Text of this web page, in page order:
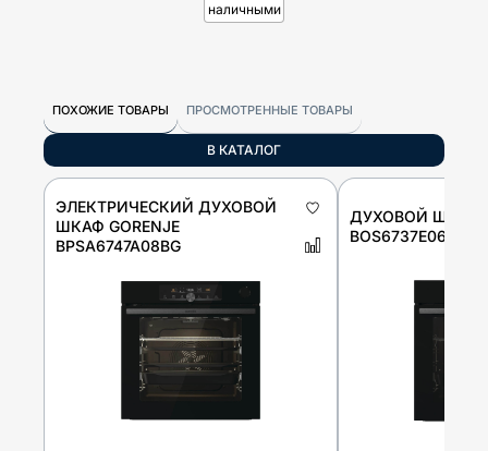
наличными
ПОХОЖИЕ ТОВАРЫ ПРОСМОТРЕННЫЕ ТОВАРЫ
В КАТАЛОГ
ЭЛЕКТРИЧЕСКИЙ ДУХОВОЙ
ШКАФ GORENJE
BPSA6747A08BG
ДУХОВОЙ ШКАФ
BOS6737E06FBG